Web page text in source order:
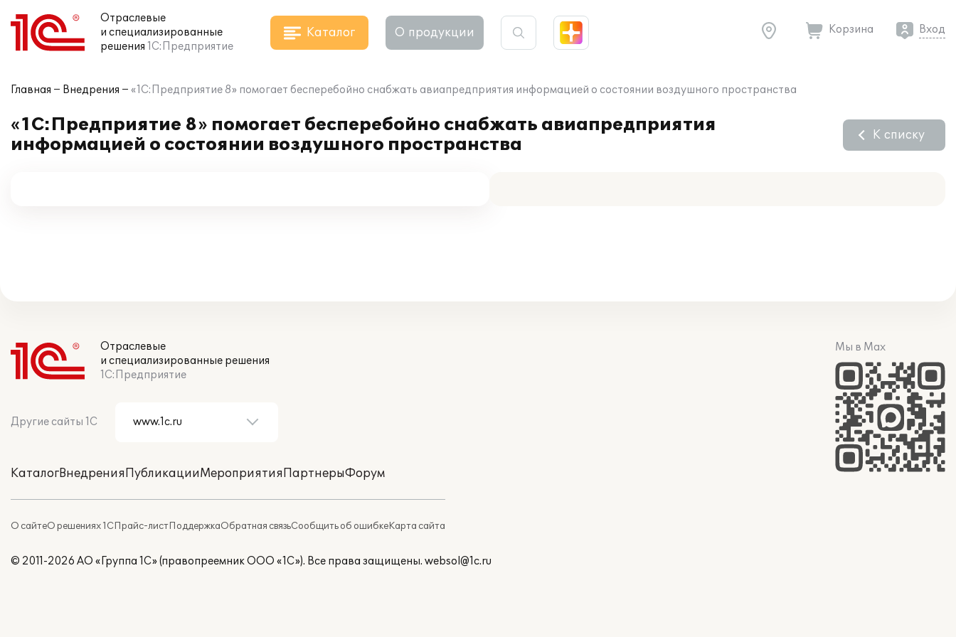
Отраслевые
и специализированные
решения 1С:Предприятие
Каталог О продукции Корзина Вход
Главная Внедрения «1С:Предприятие 8» помогает бесперебойно снабжать авиапредприятия информацией о состоянии воздушного пространства
«1С:Предприятие 8» помогает бесперебойно снабжать авиапредприятия
информацией о состоянии воздушного пространства
К списку
Отраслевые
и специализированные решения
1С:Предприятие
Другие сайты 1С
КаталогВнедренияПубликацииМероприятияПартнерыФорум
О сайтеО решениях 1СПрайс-листПоддержкаОбратная связьСообщить об ошибкеКарта сайта
Мы в Max
© 2011-2026 АО «Группа 1С» (правопреемник ООО «1С»). Все права защищены. websol@1c.ru